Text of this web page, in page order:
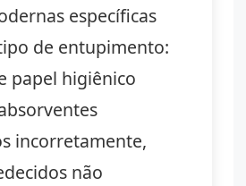
específicas
de entupimento:
papel higiênico
incorretamente,
não